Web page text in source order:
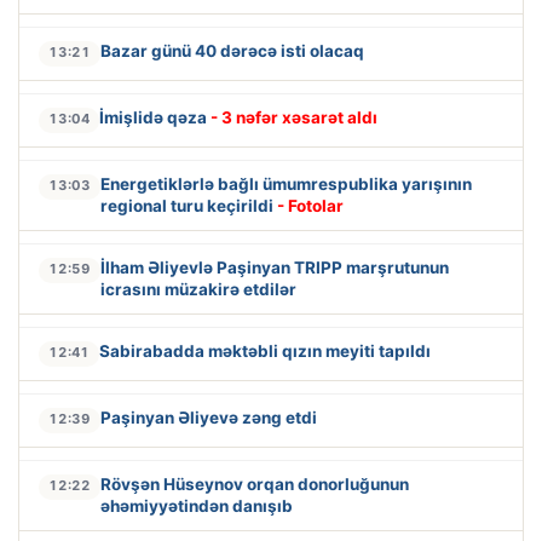
13:21 Bazar günü 40 dərəcə isti olacaq
13:04 İmişlidə qəza - 3 nəfər xəsarət aldı
13:03
Energetiklərlə bağlı ümumrespublika yarışının
regional turu keçirildi - Fotolar
12:59
İlham Əliyevlə Paşinyan TRIPP marşrutunun
icrasını müzakirə etdilər
12:41 Sabirabadda məktəbli qızın meyiti tapıldı
12:39 Paşinyan Əliyevə zəng etdi
12:22
Rövşən Hüseynov orqan donorluğunun
əhəmiyyətindən danışıb